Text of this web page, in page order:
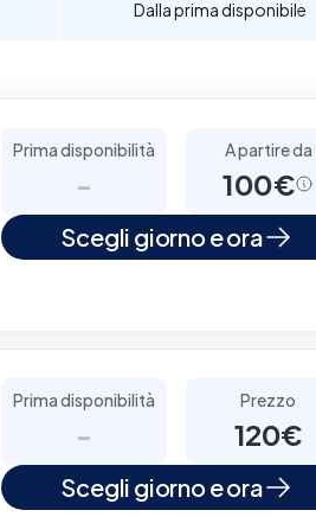
Dalla prima disponibile
Prima disponibilità
-
A partire da
100€
Scegli giorno e ora
Prima disponibilità
-
Prezzo
120€
Scegli giorno e ora